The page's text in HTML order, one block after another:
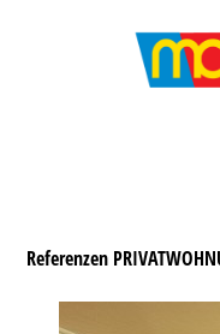
Referenzen